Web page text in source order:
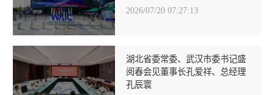
2026/07/20 07:27:13
湖北省委常委、武汉市委书记盛
阅春会见董事长孔爱祥、总经理
孔辰寰